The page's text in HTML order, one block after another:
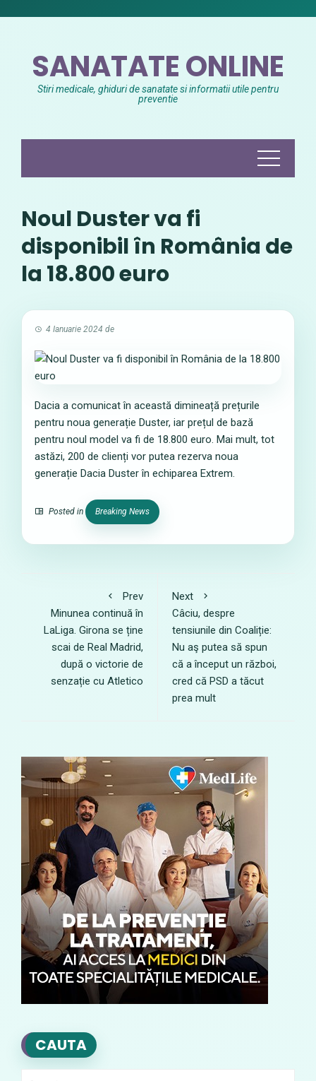
SANATATE ONLINE
Stiri medicale, ghiduri de sanatate si informatii utile pentru
preventie
Noul Duster va fi
disponibil în România de
la 18.800 euro
4 Ianuarie 2024 de
Dacia a comunicat în această dimineață prețurile
pentru noua generație Duster, iar prețul de bază
pentru noul model va fi de 18.800 euro. Mai mult, tot
astăzi, 200 de clienți vor putea rezerva noua
generație Dacia Duster în echiparea Extrem.
Posted in Breaking News
Prev
Minunea continuă în
LaLiga. Girona se ține
scai de Real Madrid,
după o victorie de
senzație cu Atletico
Next
Câciu, despre
tensiunile din Coaliție:
Nu aş putea să spun
că a început un război,
cred că PSD a tăcut
prea mult
CAUTA